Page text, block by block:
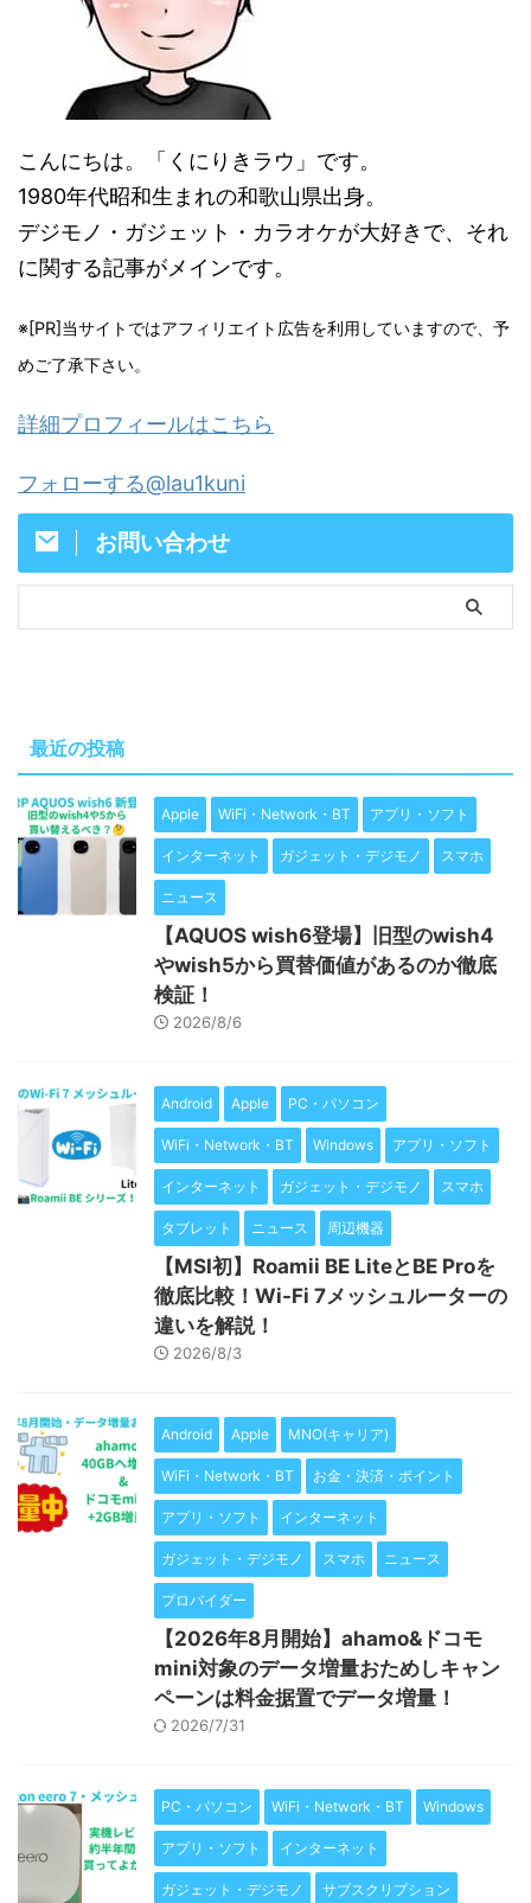
こんにちは。「くにりきラウ」です。
1980年代昭和生まれの和歌山県出身。
デジモノ・ガジェット・カラオケが大好きで、それ
に関する記事がメインです。
※[PR]当サイトではアフィリエイト広告を利用していますので、予
めご了承下さい。
詳細プロフィールはこちら
フォローする@lau1kuni
お問い合わせ
最近の投稿
Apple WiFi・Network・BT アプリ・ソフト
インターネット ガジェット・デジモノ スマホ
ニュース
【AQUOS wish6登場】旧型のwish4
やwish5から買替価値があるのか徹底
検証！
2026/8/6
Android Apple PC・パソコン
WiFi・Network・BT Windows アプリ・ソフト
インターネット ガジェット・デジモノ スマホ
タブレット ニュース 周辺機器
【MSI初】Roamii BE LiteとBE Proを
徹底比較！Wi-Fi 7メッシュルーターの
違いを解説！
2026/8/3
Android Apple MNO(キャリア)
WiFi・Network・BT お金・決済・ポイント
アプリ・ソフト インターネット
ガジェット・デジモノ スマホ ニュース
プロバイダー
【2026年8月開始】ahamo&ドコモ
mini対象のデータ増量おためしキャン
ペーンは料金据置でデータ増量！
2026/7/31
PC・パソコン WiFi・Network・BT Windows
アプリ・ソフト インターネット
ガジェット・デジモノ サブスクリプション